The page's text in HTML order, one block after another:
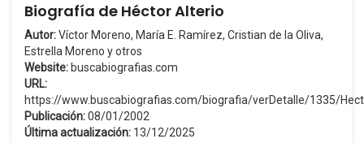
Biografía de Héctor Alterio
Autor:Víctor Moreno, María E. Ramírez, Cristian de la Oliva,
Estrella Moreno y otros
Website: buscabiografias.com
URL:
https://www.buscabiografias.com/biografia/verDetalle/1335/
Publicación:08/01/2002
Última actualización: 13/12/2025